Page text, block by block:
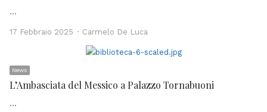
…
17 Febbraio 2025 Author
Carmelo De Luca
News
L’Ambasciata del Messico a Palazzo Tornabuoni
…